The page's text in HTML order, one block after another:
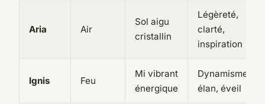
Aria Air
Sol aigu
cristallin
Légèreté,
clarté,
inspiration
Ignis Feu
Mi vibrant
énergique
Dynamisme,
élan, éveil